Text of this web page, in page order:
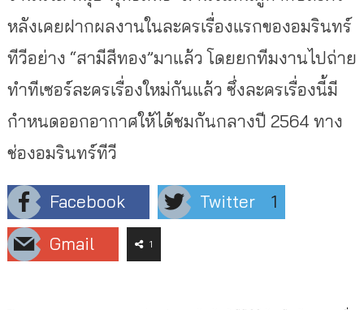
หลังเคยฝากผลงานในละครเรื่องแรกของอมรินทร์
ทีวีอย่าง “สามีสีทอง”มาแล้ว โดยยกทีมงานไปถ่าย
ทำทีเซอร์ละครเรื่องใหม่กันแล้ว ซึ่งละครเรื่องนี้มี
กำหนดออกอากาศให้ได้ชมกันกลางปี 2564 ทาง
ช่องอมรินทร์ทีวี
Facebook Twitter
1
Gmail
1